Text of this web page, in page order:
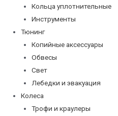
Кольца уплотнительные
Инструменты
Тюнинг
Копийные аксессуары
Обвесы
Свет
Лебедки и эвакуация
Колеса
Трофи и краулеры